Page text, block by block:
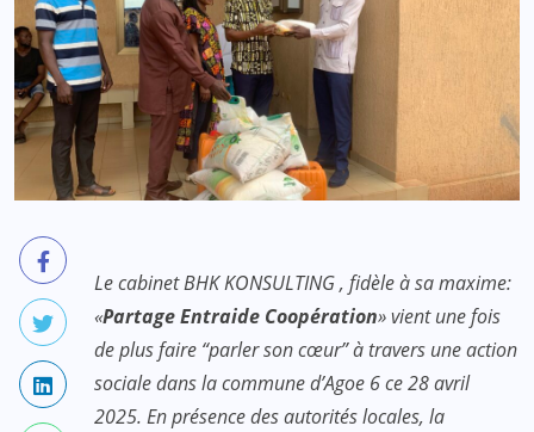
Le cabinet BHK KONSULTING , fidèle à sa maxime:
«Partage Entraide Coopération» vient une fois
de plus faire “parler son cœur” à travers une action
sociale dans la commune d’Agoe 6 ce 28 avril
2025. En présence des autorités locales, la